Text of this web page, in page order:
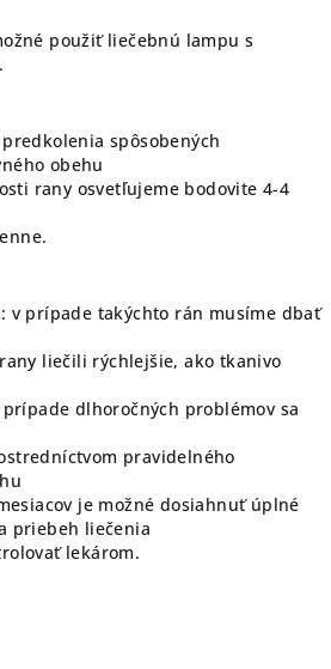
použiť liečebnú lampu s
spôsobených
obehu
rany osvetľujeme bodovite 4-4
v prípade takýchto rán musíme dbať
liečili rýchlejšie, ako tkanivo
dlhoročných problémov sa
pravidelného
a v priebehu
možné dosiahnuť úplné
priebeh liečenia
lekárom.